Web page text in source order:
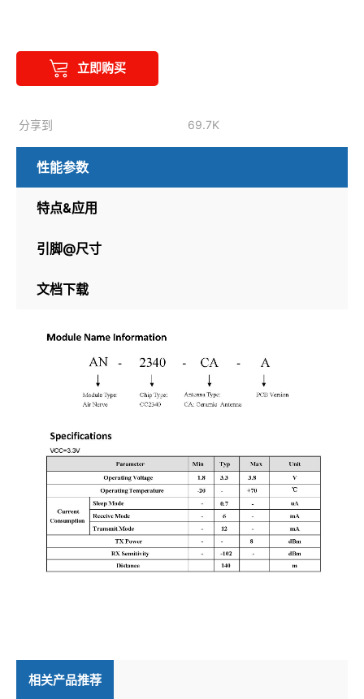
立即购买
分享到 69.7K
性能参数
特点&应用
引脚@尺寸
文档下载
相关产品推荐